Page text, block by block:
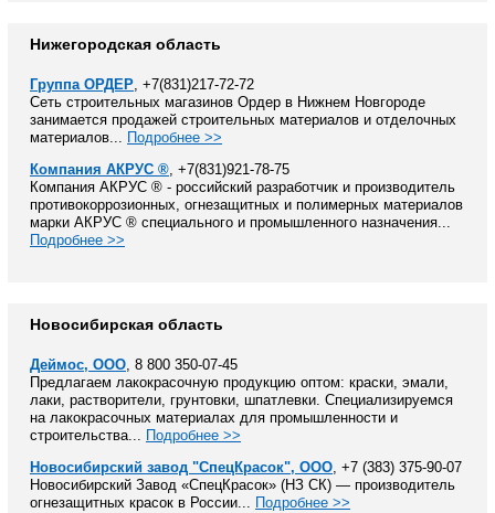
Нижегородская область
Группа ОРДЕР, +7(831)217-72-72
Сеть строительных магазинов Ордер в Нижнем Новгороде
занимается продажей строительных материалов и отделочных
материалов... Подробнее >>
Компания АКРУС ®, +7(831)921-78-75
Компания АКРУС ® - российский разработчик и производитель
противокоррозионных, огнезащитных и полимерных материалов
марки АКРУС ® специального и промышленного назначения...
Подробнее >>
Новосибирская область
Деймос, ООО, 8 800 350-07-45
Предлагаем лакокрасочную продукцию оптом: краски, эмали,
лаки, растворители, грунтовки, шпатлевки. Специализируемся
на лакокрасочных материалах для промышленности и
строительства... Подробнее >>
Новосибирский завод "СпецКрасок", ООО, +7 (383) 375-90-07
Новосибирский Завод «СпецКрасок» (НЗ СК) — производитель
огнезащитных красок в России... Подробнее >>